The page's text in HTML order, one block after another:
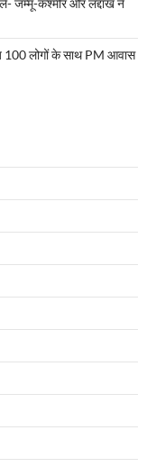
जम्मू-कश्मीर और लद्दाख ने
लोगों के साथ PM आवास